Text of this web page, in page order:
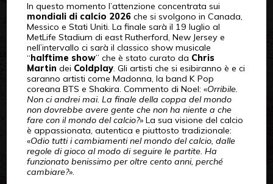
In questo momento l’attenzione concentrata sui
mondiali di calcio 2026che si svolgono in Canada,
Messico e Stati Uniti. La finale sarà il 19 luglio al
MetLife Stadium di east Rutherford, New Jersey e
nell’intervallo ci sarà il classico show musicale
“halftime show” che è stato curato da Chris
Martin dei Coldplay. Gli artisti che si esibiranno è e ci
saranno artisti come Madonna, la band K Pop
coreana BTS e Shakira. Commento di Noel: «Orribile.
Non ci andrei mai. La finale della coppa del mondo
non dovrebbe avere gente che non ha niente a che
fare con il mondo del calcio?» La sua visione del calcio
è appassionata, autentica e piuttosto tradizionale:
«Odio tutti i cambiamenti nel mondo del calcio, dalle
regole di gioco al modo di seguire le partite. Ha
funzionato benissimo per oltre cento anni, perché
cambiare?».